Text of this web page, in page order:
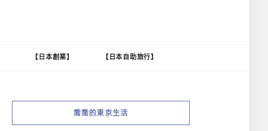
【日本創業】 【日本自助旅行】
喬喬的東京生活